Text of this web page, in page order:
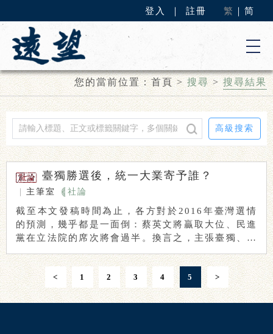
登入 註冊 繁 简
您的當前位置：首頁> 搜尋>搜尋結果
高級搜索
臺獨勝選後，統一大業寄予誰？
主筆室 社論
截至本文發稿時間為止，各方對於2016年臺灣選情
的預測，幾乎都是一面倒：蔡英文將贏取大位、民進
黨在立法院的席次將會過半。換言之，主張臺獨、迄
< 1 2 3 4 5 >